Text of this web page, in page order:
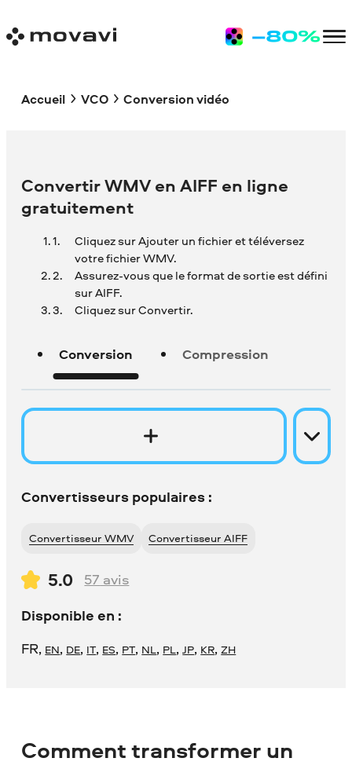
Accueil VCO Conversion vidéo
Convertir WMV en AIFF en ligne
gratuitement
Cliquez sur Ajouter un fichier et téléversez
votre fichier WMV.
Assurez-vous que le format de sortie est défini
sur AIFF.
Cliquez sur Convertir.
Conversion Compression
Convertisseurs populaires :
Convertisseur WMV Convertisseur AIFF
5.0 57 avis
Disponible en :
FR, EN, DE, IT, ES, PT, NL, PL,JP, KR,ZH
Comment transformer un